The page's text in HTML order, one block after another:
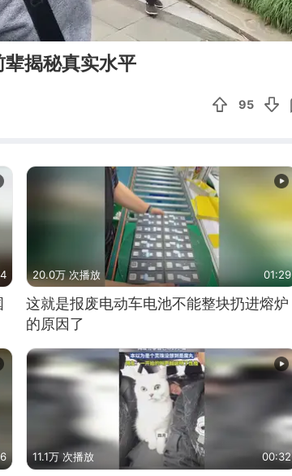
05:06
揭秘真实水平
95
20.0万 次播放 01:29
这就是报废电动车电池不能整块扔进熔炉
的原因了
11.1万 次播放 00:32